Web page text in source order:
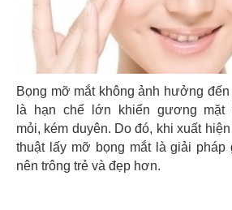
Bọng mỡ mắt không ảnh hưởng
là hạn chế lớn khiến gương mặt
mỏi, kém duyên. Do đó, khi xuất
thuật lấy mỡ bọng mắt là giải
nên trông trẻ và đẹp hơn.